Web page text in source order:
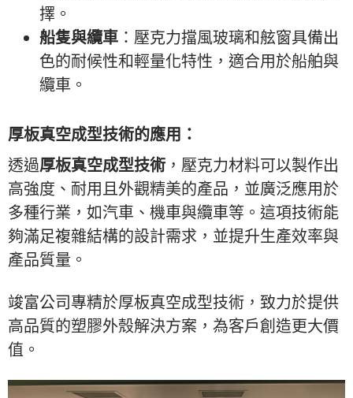
擇。
船隻與纜車 ：壓克力擋風玻璃和舷窗具備出
色的耐候性和輕量化特性，適合用於船舶與
纜車。
厚板真空成型技術的應用：
透過厚板真空成型技術 ，壓克力材料可以製作出
高強度、耐用且外觀精美的產品，並廣泛應用於
多種行業，如汽車、機車與纜車等。這項技術能
夠滿足複雜結構的設計需求，並提升生產效率與
產品質量。
竣富公司專精於厚板真空成型技術，致力於提供
高品質的塑膠外殼解決方案，為客戶創造更大價
值。